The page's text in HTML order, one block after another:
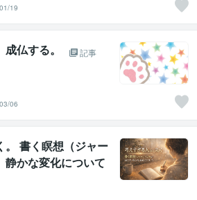
19
仏する。
記事
06
。 書く瞑想（ジャー
静かな変化について